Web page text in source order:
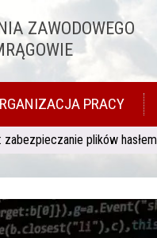
ZAWODOWEGO
PRACY
zabezpieczanie plików hasłem